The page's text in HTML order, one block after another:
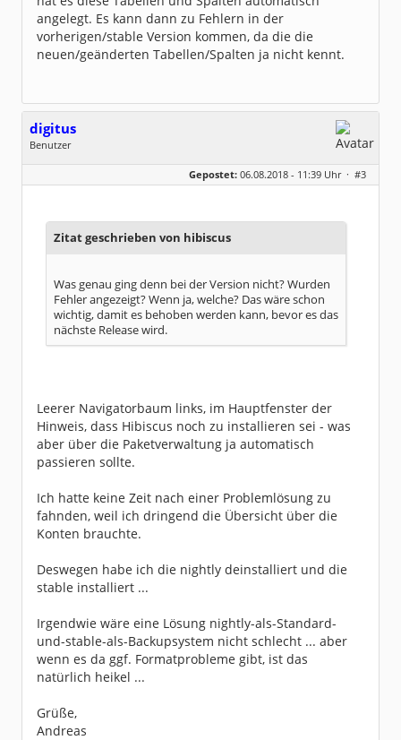
angelegt. Es kann dann zu Fehlern in der
vorherigen/stable Version kommen, da die die
neuen/geänderten Tabellen/Spalten ja nicht kennt.
digitus
Benutzer
Geschlecht:
keine Angabe
Dabei seit:
01 / 2011
Gepostet: 06.08.2018 - 11:39 Uhr · #3
Zitat geschrieben von hibiscus
Was genau ging denn bei der Version nicht? Wurden
Fehler angezeigt? Wenn ja, welche? Das wäre schon
wichtig, damit es behoben werden kann, bevor es das
nächste Release wird.
Leerer Navigatorbaum links, im Hauptfenster der
Hinweis, dass Hibiscus noch zu installieren sei - was
aber über die Paketverwaltung ja automatisch
passieren sollte.
Ich hatte keine Zeit nach einer Problemlösung zu
fahnden, weil ich dringend die Übersicht über die
Konten brauchte.
Deswegen habe ich die nightly deinstalliert und die
stable installiert ...
Irgendwie wäre eine Lösung nightly-als-Standard-
und-stable-als-Backupsystem nicht schlecht ... aber
wenn es da ggf. Formatprobleme gibt, ist das
natürlich heikel ...
Grüße,
Andreas